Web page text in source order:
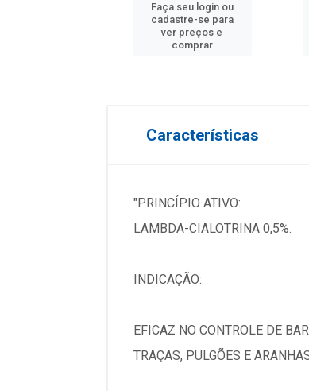
Faça seu login ou
cadastre-se para
ver preços e
comprar
Características
"PRINCÍPIO ATIVO:
LAMBDA-CIALOTRINA 0,5%.
INDICAÇÃO:
EFICAZ NO CONTROLE DE
TRAÇAS, PULGÕES E